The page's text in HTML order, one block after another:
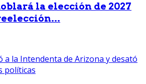
la elección de 2027